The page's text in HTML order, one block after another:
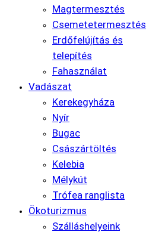
Magtermesztés
Csemetetermesztés
Erdőfelújítás és
telepítés
Fahasználat
Vadászat
Kerekegyháza
Nyír
Bugac
Császártöltés
Kelebia
Mélykút
Trófea ranglista
Ökoturizmus
Szálláshelyeink